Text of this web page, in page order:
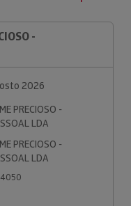
-
2026
PRECIOSO -
LDA
PRECIOSO -
LDA